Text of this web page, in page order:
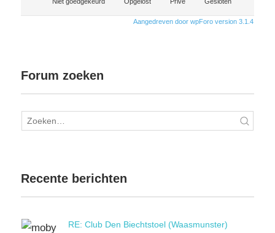
Aangedreven door wpForo version 3.1.4
Forum zoeken
Recente berichten
RE: Club Den Biechtstoel (Waasmunster)